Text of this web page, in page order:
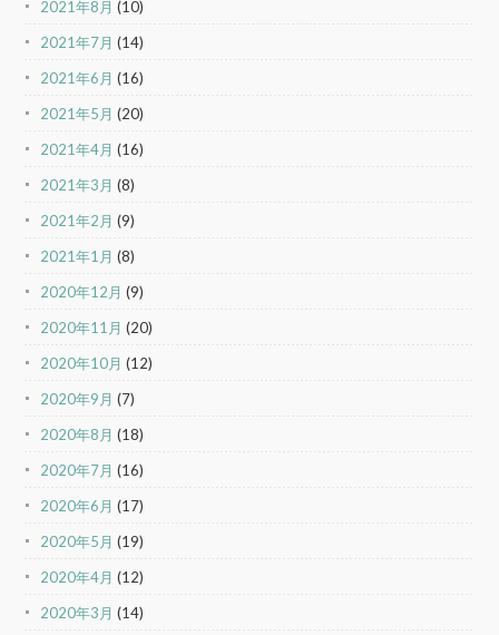
2021年8月 (10)
2021年7月 (14)
2021年6月 (16)
2021年5月 (20)
2021年4月 (16)
2021年3月 (8)
2021年2月 (9)
2021年1月 (8)
2020年12月 (9)
2020年11月 (20)
2020年10月 (12)
2020年9月 (7)
2020年8月 (18)
2020年7月 (16)
2020年6月 (17)
2020年5月 (19)
2020年4月 (12)
2020年3月 (14)